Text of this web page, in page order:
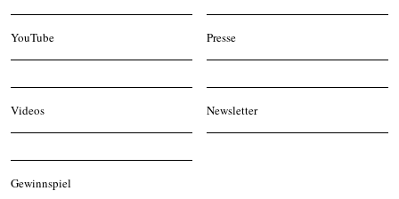
YouTube Presse
Videos Newsletter
Gewinnspiel